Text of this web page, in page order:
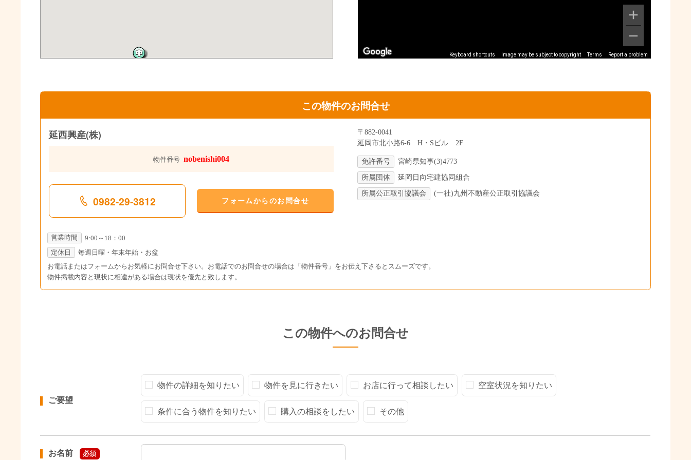
Keyboard shortcuts Image may be subject to copyright Terms Report a problem
この物件のお問合せ
延西興産(株)
物件番号 nobenishi004
0982-29-3812 フォームからのお問合せ
〒882-0041
延岡市北小路6-6 H・Sビル 2F
免許番号 宮崎県知事(3)4773
所属団体 延岡日向宅建協同組合
所属公正取引協議会 (一社)九州不動産公正取引協議会
営業時間 9:00～18：00
定休日
毎週日曜・年末年始・お盆
お電話またはフォームからお気軽にお問合せ下さい。お電話でのお問合せの場合は「物件番号」をお伝え下さるとスムーズです。
物件掲載内容と現状に相違がある場合は現状を優先と致します。
この物件へのお問合せ
ご要望
物件の詳細を知りたい 物件を見に行きたい お店に行って相談したい 空室状況を知りたい
条件に合う物件を知りたい 購入の相談をしたい その他
お名前 必須